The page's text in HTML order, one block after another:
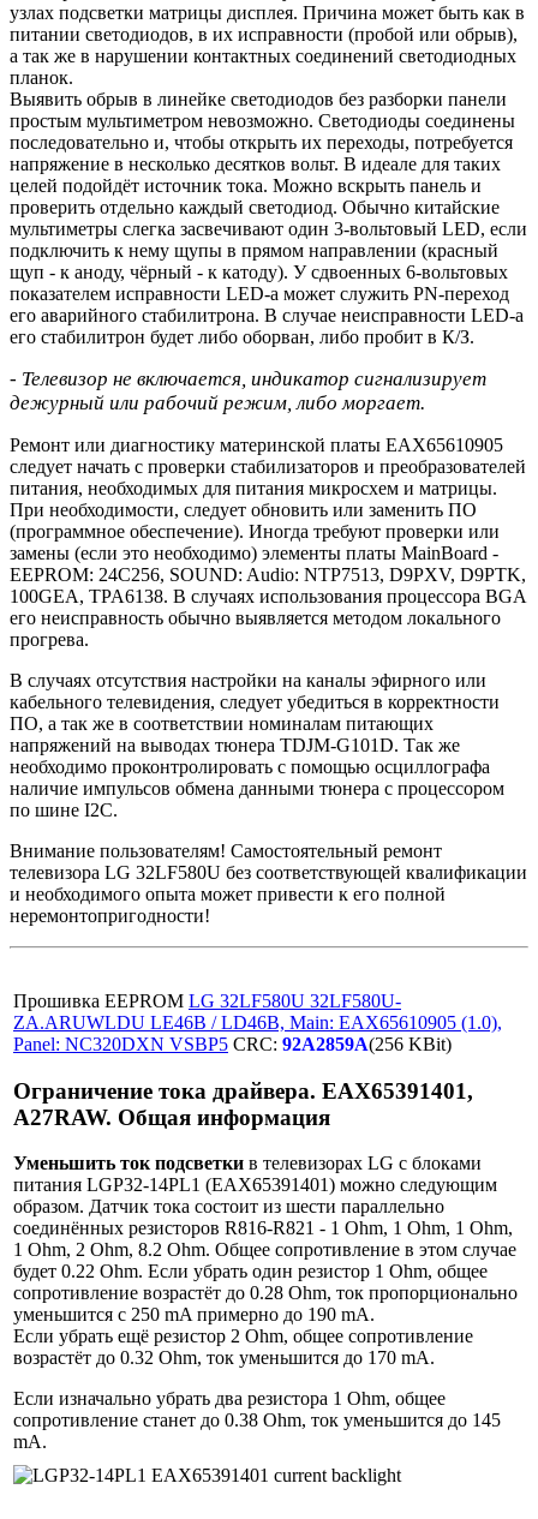
узлах подсветки матрицы дисплея. Причина может быть как в
питании светодиодов, в их исправности (пробой или обрыв),
а так же в нарушении контактных соединений светодиодных
планок.
Выявить обрыв в линейке светодиодов без разборки панели
простым мультиметром невозможно. Светодиоды соединены
последовательно и, чтобы открыть их переходы, потребуется
напряжение в несколько десятков вольт. В идеале для таких
целей подойдёт источник тока. Можно вскрыть панель и
проверить отдельно каждый светодиод. Обычно китайские
мультиметры слегка засвечивают один 3-вольтовый LED, если
подключить к нему щупы в прямом направлении (красный
щуп - к аноду, чёрный - к катоду). У сдвоенных 6-вольтовых
показателем исправности LED-а может служить PN-переход
его аварийного стабилитрона. В случае неисправности LED-а
его стабилитрон будет либо оборван, либо пробит в К/З.
- Телевизор не включается, индикатор сигнализирует
дежурный или рабочий режим, либо моргает.
Ремонт или диагностику материнской платы EAX65610905
следует начать с проверки стабилизаторов и преобразователей
питания, необходимых для питания микросхем и матрицы.
При необходимости, следует обновить или заменить ПО
(программное обеспечение). Иногда требуют проверки или
замены (если это необходимо) элементы платы MainBoard -
EEPROM: 24C256, SOUND: Audio: NTP7513, D9PXV, D9PTK,
100GEA, TPA6138. В случаях использования процессора BGA
его неисправность обычно выявляется методом локального
прогрева.
В случаях отсутствия настройки на каналы эфирного или
кабельного телевидения, следует убедиться в корректности
ПО, а так же в соответствии номиналам питающих
напряжений на выводах тюнера TDJM-G101D. Так же
необходимо проконтролировать с помощью осциллографа
наличие импульсов обмена данными тюнера с процессором
по шине I2C.
Внимание пользователям! Самостоятельный ремонт
телевизора LG 32LF580U без соответствующей квалификации
и необходимого опыта может привести к его полной
неремонтопригодности!
Прошивка EEPROM LG 32LF580U 32LF580U-
ZA.ARUWLDU LE46B / LD46B, Main: EAX65610905 (1.0),
Panel: NC320DXN VSBP5 CRC: 92A2859A(256 KBit)
Ограничение тока драйвера. EAX65391401,
A27RAW. Общая информация
Уменьшить ток подсветки в телевизорах LG с блоками
питания LGP32-14PL1 (EAX65391401) можно следующим
образом. Датчик тока состоит из шести параллельно
соединённых резисторов R816-R821 - 1 Ohm, 1 Ohm, 1 Ohm,
1 Ohm, 2 Ohm, 8.2 Ohm. Общее сопротивление в этом случае
будет 0.22 Ohm. Если убрать один резистор 1 Ohm, общее
сопротивление возрастёт до 0.28 Ohm, ток пропорционально
уменьшится с 250 mA примерно до 190 mA.
Если убрать ещё резистор 2 Ohm, общее сопротивление
возрастёт до 0.32 Ohm, ток уменьшится до 170 mA.
Если изначально убрать два резистора 1 Ohm, общее
сопротивление станет до 0.38 Ohm, ток уменьшится до 145
mA.